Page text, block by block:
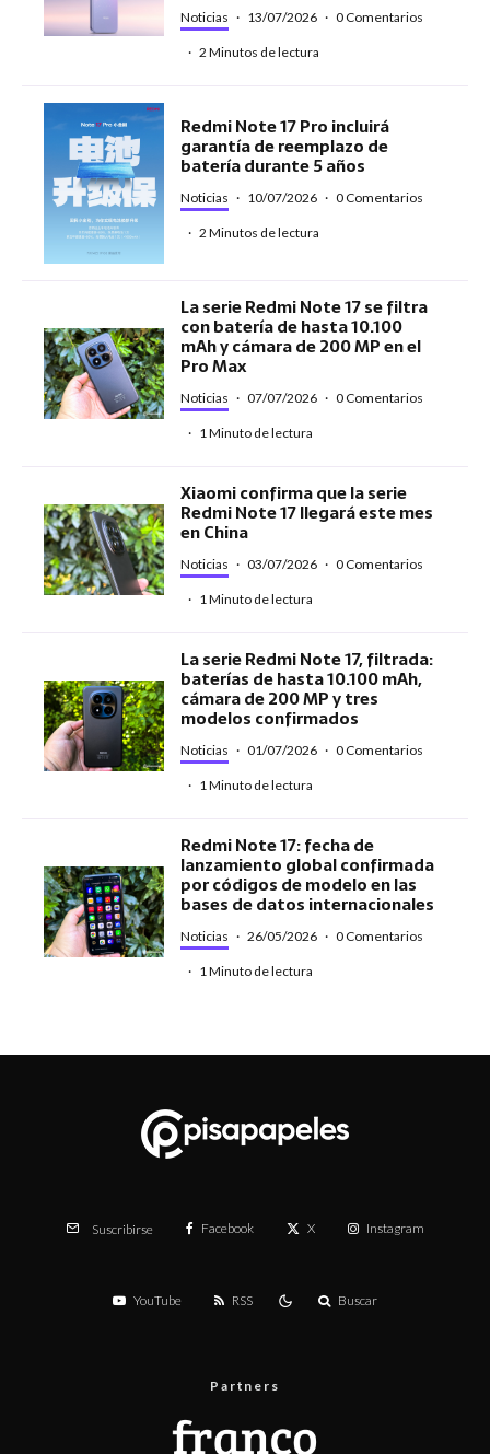
Noticias · 13/07/2026 · 0 Comentarios
· 2 Minutos de lectura
Redmi Note 17 Pro incluirá
garantía de reemplazo de
batería durante 5 años
Noticias · 10/07/2026 · 0 Comentarios
· 2 Minutos de lectura
La serie Redmi Note 17 se filtra
con batería de hasta 10.100
mAh y cámara de 200 MP en el
Pro Max
Noticias · 07/07/2026 · 0 Comentarios
· 1 Minuto de lectura
Xiaomi confirma que la serie
Redmi Note 17 llegará este mes
en China
Noticias · 03/07/2026 · 0 Comentarios
· 1 Minuto de lectura
La serie Redmi Note 17, filtrada:
baterías de hasta 10.100 mAh,
cámara de 200 MP y tres
modelos confirmados
Noticias · 01/07/2026 · 0 Comentarios
· 1 Minuto de lectura
Redmi Note 17: fecha de
lanzamiento global confirmada
por códigos de modelo en las
bases de datos internacionales
Noticias · 26/05/2026 · 0 Comentarios
· 1 Minuto de lectura
Suscribirse Facebook X Instagram
YouTube RSS Buscar
Partners